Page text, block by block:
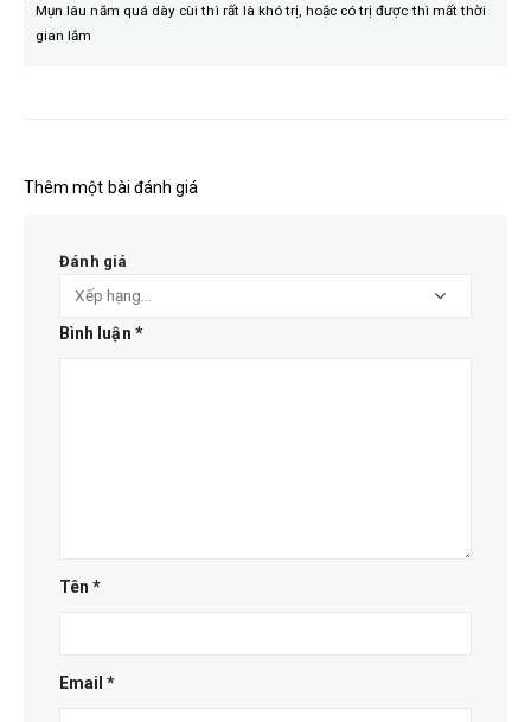
Mụn lâu năm quá dày cùi thì rất là khó trị, hoặc có trị được thì mất thời
gian lắm
Thêm một bài đánh giá
Đánh giá
Bình luận *
Tên*
Email*